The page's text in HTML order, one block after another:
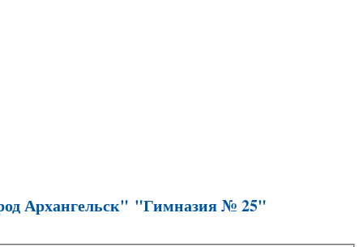
Архангельск" "Гимназия № 25"